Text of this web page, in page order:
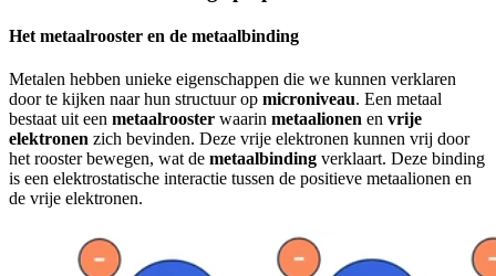
Het metaalrooster en de metaalbinding
Metalen hebben unieke eigenschappen die we kunnen verklaren
door te kijken naar hun structuur op microniveau. Een metaal
bestaat uit een metaalrooster waarin metaalionen en vrije
elektronen zich bevinden. Deze vrije elektronen kunnen vrij door
het rooster bewegen, wat de metaalbinding verklaart. Deze binding
is een elektrostatische interactie tussen de positieve metaalionen en
de vrije elektronen.